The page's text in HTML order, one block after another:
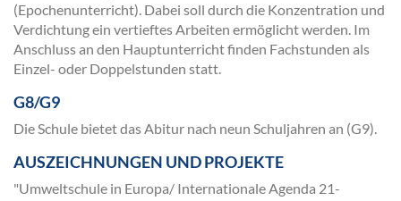
(Epochenunterricht). Dabei soll durch die Konzentration und
Verdichtung ein vertieftes Arbeiten ermöglicht werden. Im
Anschluss an den Hauptunterricht finden Fachstunden als
Einzel- oder Doppelstunden statt.
G8/G9
Die Schule bietet das Abitur nach neun Schuljahren an (G9).
AUSZEICHNUNGEN UND PROJEKTE
"Umweltschule in Europa/ Internationale Agenda 21-